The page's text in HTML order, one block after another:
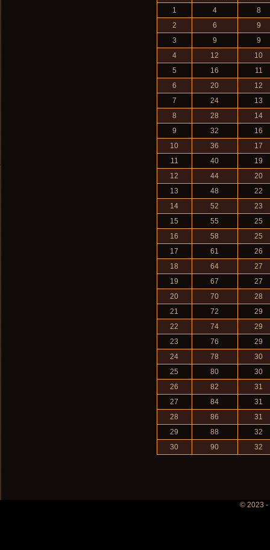
1
4
8
2
6
9
3
9
9
4
12
10
5
16
11
6
20
12
7
24
13
8
28
14
9
32
16
10
36
17
11
40
19
12
44
20
13
48
22
14
52
23
15
55
25
16
58
25
17
61
26
18
64
27
19
67
27
20
70
28
21
72
29
22
74
29
23
76
29
24
78
30
25
80
30
26
82
31
27
84
31
28
86
31
29
88
32
30
90 32
© 2023 -